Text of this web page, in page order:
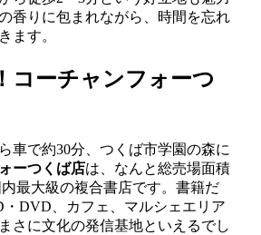
香りに包まれながら、時間を忘れ
ます。
コーチャンフォーつ
車で約30分、つくば市学園の森に
ーつくば店は、なんと総売場面積
最大級の複合書店です。書籍だ
・DVD、カフェ、マルシェエリア
さに文化の発信基地といえるでし